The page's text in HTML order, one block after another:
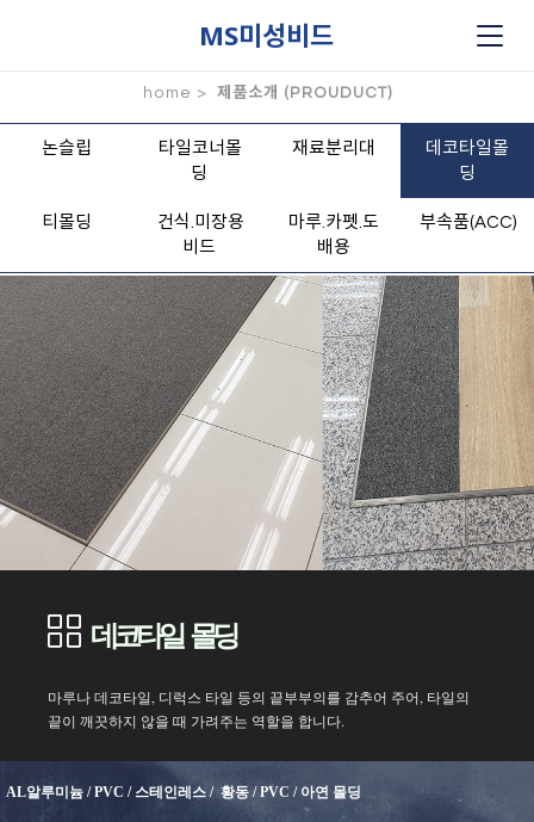
MS미성비드
home > 제품소개 (PROUDUCT)
논슬립
타일코너몰
딩
재료분리대
데코타일몰
딩
티몰딩
건식.미장용
비드
마루.카펫.도
배용
부속품(ACC)
데코타일 몰딩
마루나 데코타일, 디럭스 타일 등의 끝부부의를 감추어 주어, 타일의
끝이 깨끗하지 않을 때 가려주는 역할을 합니다.
AL알루미늄 / PVC / 스테인레스 / 황동 / PVC / 아연 몰딩